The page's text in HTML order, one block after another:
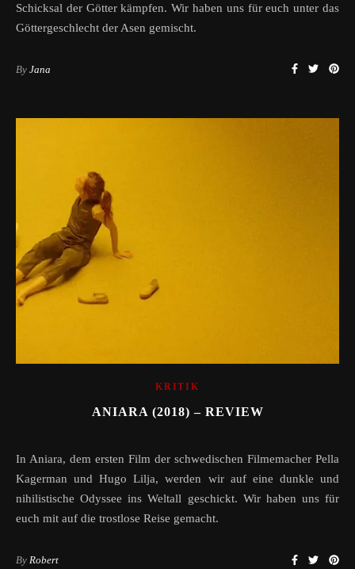
Schicksal der Götter kämpfen. Wir haben uns für euch unter das
Göttergeschlecht der Asen gemischt.
By Jana
KRITIK
ANIARA (2018) – REVIEW
In Aniara, dem ersten Film der schwedischen Filmemacher Pella
Kagerman und Hugo Lilja, werden wir auf eine dunkle und
nihilistische Odyssee ins Weltall geschickt. Wir haben uns für
euch mit auf die trostlose Reise gemacht.
By Robert